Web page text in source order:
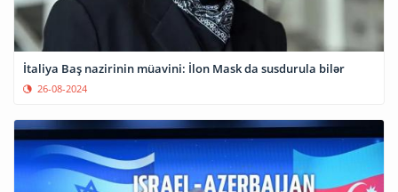
İtaliya Baş nazirinin müavini: İlon Mask da susdurula bilər
26-08-2024